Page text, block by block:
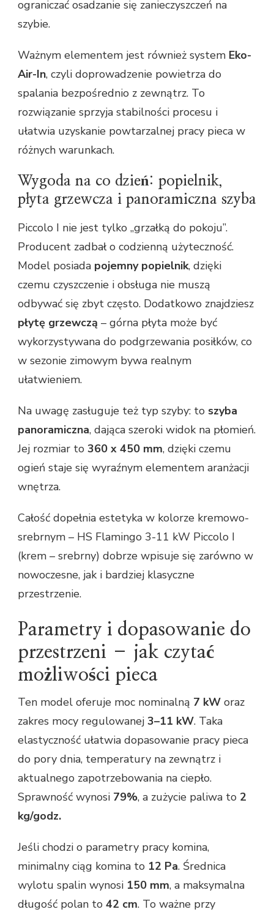
ograniczać osadzanie się zanieczyszczeń na
szybie.
Ważnym elementem jest również system Eko-
Air-In, czyli doprowadzenie powietrza do
spalania bezpośrednio z zewnątrz. To
rozwiązanie sprzyja stabilności procesu i
ułatwia uzyskanie powtarzalnej pracy pieca w
różnych warunkach.
Wygoda na co dzień: popielnik,
płyta grzewcza i panoramiczna szyba
Piccolo I nie jest tylko „grzałką do pokoju”.
Producent zadbał o codzienną użyteczność.
Model posiada pojemny popielnik, dzięki
czemu czyszczenie i obsługa nie muszą
odbywać się zbyt często. Dodatkowo znajdziesz
płytę grzewczą – górna płyta może być
wykorzystywana do podgrzewania posiłków, co
w sezonie zimowym bywa realnym
ułatwieniem.
Na uwagę zasługuje też typ szyby: to szyba
panoramiczna, dająca szeroki widok na płomień.
Jej rozmiar to 360 x 450 mm, dzięki czemu
ogień staje się wyraźnym elementem aranżacji
wnętrza.
Całość dopełnia estetyka w kolorze kremowo-
srebrnym – HS Flamingo 3-11 kW Piccolo I
(krem – srebrny) dobrze wpisuje się zarówno w
nowoczesne, jak i bardziej klasyczne
przestrzenie.
Parametry i dopasowanie do
przestrzeni – jak czytać
możliwości pieca
Ten model oferuje moc nominalną 7 kW oraz
zakres mocy regulowanej 3–11 kW. Taka
elastyczność ułatwia dopasowanie pracy pieca
do pory dnia, temperatury na zewnątrz i
aktualnego zapotrzebowania na ciepło.
Sprawność wynosi 79%, a zużycie paliwa to 2
kg/godz.
Jeśli chodzi o parametry pracy komina,
minimalny ciąg komina to 12 Pa. Średnica
wylotu spalin wynosi 150 mm, a maksymalna
długość polan to 42 cm. To ważne przy